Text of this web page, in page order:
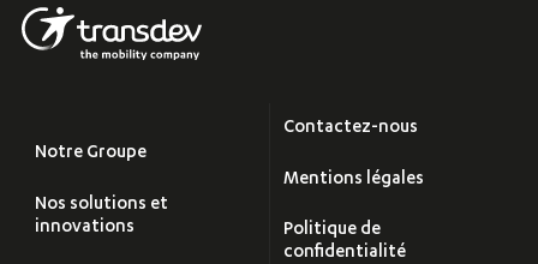
Notre Groupe
Nos solutions et
innovations
Contactez-nous
Mentions légales
Politique de
confidentialité